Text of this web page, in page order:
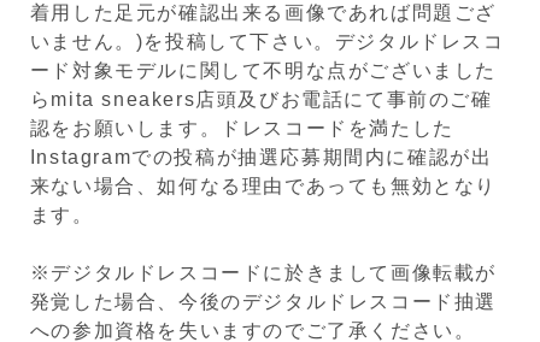
着用した足元が確認出来る画像であれば問題ござ
いません。)を投稿して下さい。デジタルドレスコ
ード対象モデルに関して不明な点がございました
らmita sneakers店頭及びお電話にて事前のご確
認をお願いします。ドレスコードを満たした
Instagramでの投稿が抽選応募期間内に確認が出
来ない場合、如何なる理由であっても無効となり
ます。
※デジタルドレスコードに於きまして画像転載が
発覚した場合、今後のデジタルドレスコード抽選
への参加資格を失いますのでご了承ください。